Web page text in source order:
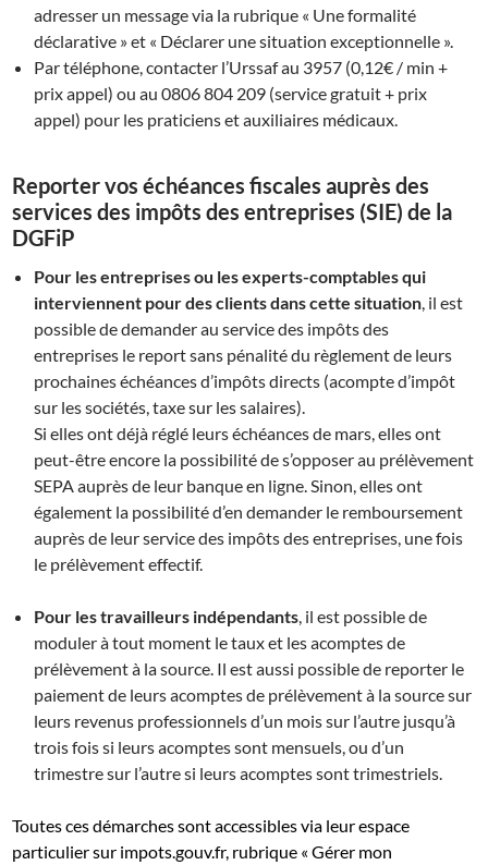
adresser un message via la rubrique « Une formalité
déclarative » et « Déclarer une situation exceptionnelle ».
Par téléphone, contacter l’Urssaf au 3957 (0,12€ / min +
prix appel) ou au 0806 804 209 (service gratuit + prix
appel) pour les praticiens et auxiliaires médicaux.
Reporter vos échéances fiscales auprès des
services des impôts des entreprises (SIE) de la
DGFiP
Pour les entreprises ou les experts-comptables qui
interviennent pour des clients dans cette situation, il est
possible de demander au service des impôts des
entreprises le report sans pénalité du règlement de leurs
prochaines échéances d’impôts directs (acompte d’impôt
sur les sociétés, taxe sur les salaires).
Si elles ont déjà réglé leurs échéances de mars, elles ont
peut-être encore la possibilité de s’opposer au prélèvement
SEPA auprès de leur banque en ligne. Sinon, elles ont
également la possibilité d’en demander le remboursement
auprès de leur service des impôts des entreprises, une fois
le prélèvement effectif.
Pour les travailleurs indépendants, il est possible de
moduler à tout moment le taux et les acomptes de
prélèvement à la source. Il est aussi possible de reporter le
paiement de leurs acomptes de prélèvement à la source sur
leurs revenus professionnels d’un mois sur l’autre jusqu’à
trois fois si leurs acomptes sont mensuels, ou d’un
trimestre sur l’autre si leurs acomptes sont trimestriels.
Toutes ces démarches sont accessibles via leur espace
particulier sur impots.gouv.fr, rubrique « Gérer mon